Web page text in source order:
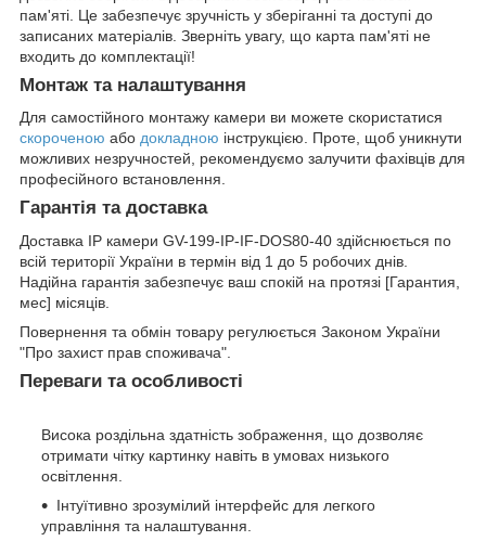
пам'яті. Це забезпечує зручність у зберіганні та доступі до
записаних матеріалів. Зверніть увагу, що карта пам'яті не
входить до комплектації!
Монтаж та налаштування
Для самостійного монтажу камери ви можете скористатися
скороченою або докладною інструкцією. Проте, щоб уникнути
можливих незручностей, рекомендуємо залучити фахівців для
професійного встановлення.
Гарантія та доставка
Доставка IP камери GV-199-IP-IF-DOS80-40 здійснюється по
всій території України в термін від 1 до 5 робочих днів.
Надійна гарантія забезпечує ваш спокій на протязі [Гарантия,
мес] місяців.
Повернення та обмін товару регулюється Законом України
"Про захист прав споживача".
Переваги та особливості
Висока роздільна здатність зображення, що дозволяє
отримати чітку картинку навіть в умовах низького
освітлення.
Інтуїтивно зрозумілий інтерфейс для легкого
управління та налаштування.